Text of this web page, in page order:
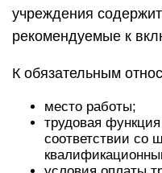
учреждения
рекомендуемые к
К обязательным
место работы;
трудовая
соответствии со